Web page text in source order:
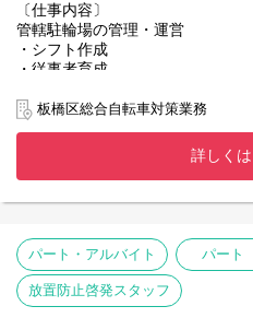
〔仕事内容〕
管轄駐輪場の管理・運営
・シフト作成
・従事者育成
・無人駐輪場の巡回、不正車両の
・駐輪機器のトラブル対応
板橋区総合自転車対策業務
詳しく
パート・アルバイト パート
放置防止啓発スタッフ